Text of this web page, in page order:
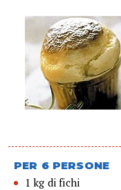
PER 6 PERSONE
1 kg di fichi